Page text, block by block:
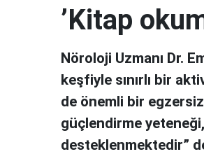
’Kitap
Nöroloji Uzmanı Dr.
keşfiyle sınırlı bir
de önemli bir
güçlendirme
desteklenmektedir”